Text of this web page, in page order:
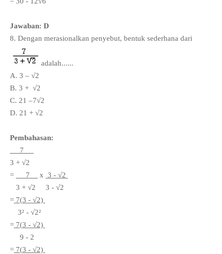
Jawaban: D
8. Dengan merasionalkan penyebut, bentuk sederhana dari
adalah......
A. 3 – √2
B. 3 + √2
C. 21 –7√2
D. 21 + √2
Pembahasan:
7
3 + √2
=
7 x 3 - √2
3 + √2 3 - √2
= 7(3 - √2)
3² - √2²
= 7(3 - √2)
9 - 2
= 7(3 - √2)